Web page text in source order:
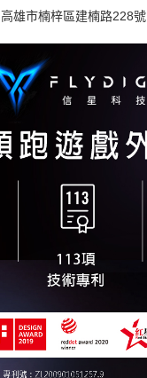
高雄市楠梓區建楠路228號